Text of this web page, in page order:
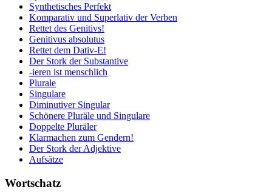
Synthetisches Perfekt
Komparativ und Superlativ der Verben
Rettet des Genitivs!
Genitivus absolutus
Rettet dem Dativ-E!
Der Stork der Substantive
-ieren ist menschlich
Plurale
Singulare
Diminutiver Singular
Schönere Pluräle und Singulare
Doppelte Pluräler
Klarmachen zum Gendern!
Der Stork der Adjektive
Aufsätze
Wortschatz